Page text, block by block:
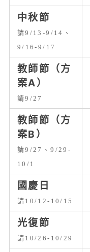
中秋節
請9/13-9/14、
9/16-9/17
教師節（方
案A）
請9/27
教師節（方
案B）
請9/27、9/29-
10/1
國慶日
請10/12-10/15
光復節
請10/26-10/29